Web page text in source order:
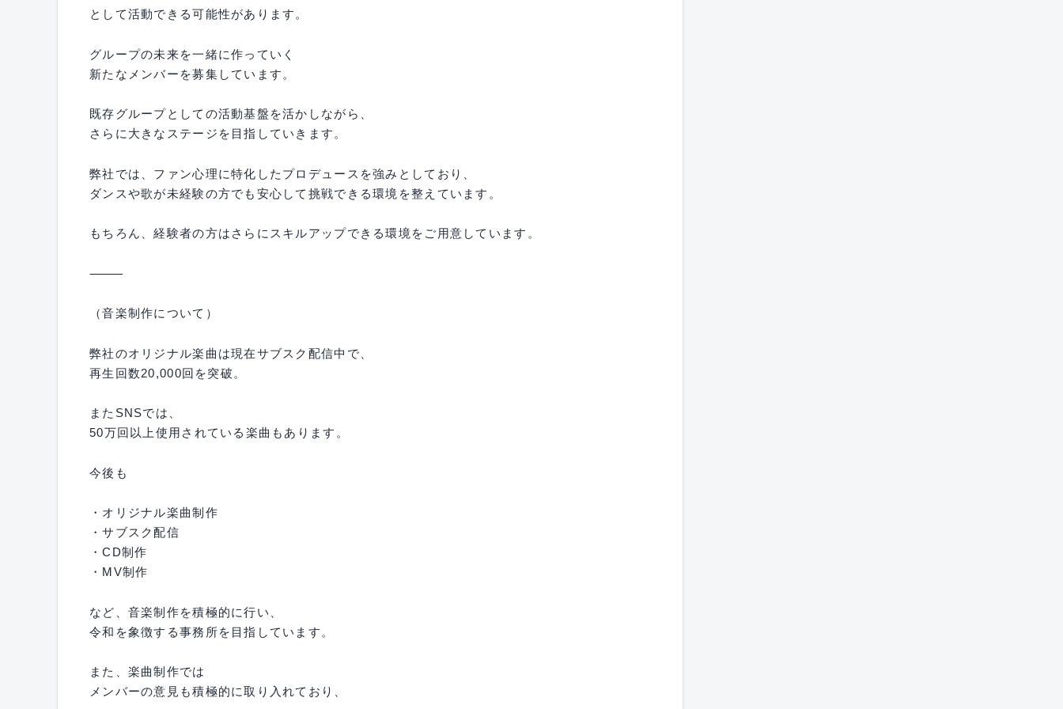
として活動できる可能性があります。
グループの未来を一緒に作っていく
新たなメンバーを募集しています。
既存グループとしての活動基盤を活かしながら、
さらに大きなステージを目指していきます。
弊社では、ファン心理に特化したプロデュースを強みとしており、
ダンスや歌が未経験の方でも安心して挑戦できる環境を整えています。
もちろん、経験者の方はさらにスキルアップできる環境をご用意しています。
⸻
（音楽制作について）
弊社のオリジナル楽曲は現在サブスク配信中で、
再生回数20,000回を突破。
またSNSでは、
50万回以上使用されている楽曲もあります。
今後も
・オリジナル楽曲制作
・サブスク配信
・CD制作
・MV制作
など、音楽制作を積極的に行い、
令和を象徴する事務所を目指しています。
また、楽曲制作では
メンバーの意見も積極的に取り入れており、